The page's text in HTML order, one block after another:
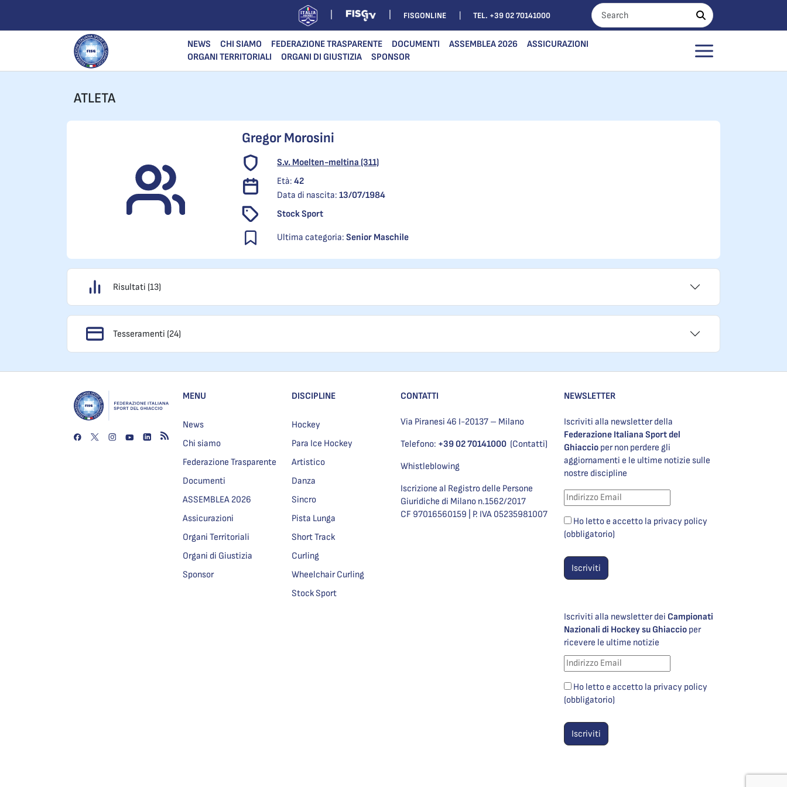
FISGONLINE TEL. +39 02 70141000
NEWS CHI SIAMO FEDERAZIONE TRASPARENTE DOCUMENTI ASSEMBLEA 2026
ASSICURAZIONI
ORGANI TERRITORIALI
ORGANI DI GIUSTIZIA SPONSOR
ATLETA
Gregor Morosini
S.v. Moelten-meltina (311)
Età:42
Data di nascita:13/07/1984
Stock Sport
Ultima categoria:Senior Maschile
Risultati (13)
Tesseramenti (24)
MENU
News
Chi siamo
Federazione Trasparente
Documenti
ASSEMBLEA 2026
Assicurazioni
Organi Territoriali
Organi di Giustizia
Sponsor
DISCIPLINE
Hockey
Para Ice Hockey
Artistico
Danza
Sincro
Pista Lunga
Short Track
Curling
Wheelchair Curling
Stock Sport
CONTATTI
Via Piranesi 46 I-20137 – Milano
Telefono: +39 02 70141000 (Contatti)
Whistleblowing
Iscrizione al Registro delle Persone
Giuridiche di Milano n.1562/2017
CF 97016560159 | P. IVA 05235981007
NEWSLETTER
Iscriviti alla newsletter della
Federazione Italiana Sport del
Ghiaccio per non perdere gli
aggiornamenti e le ultime notizie sulle
nostre discipline
Ho letto e accetto la privacy policy
(obbligatorio)
Iscriviti alla newsletter dei Campionati
Nazionali di Hockey su Ghiaccio per
ricevere le ultime notizie
Ho letto e accetto la privacy policy
(obbligatorio)